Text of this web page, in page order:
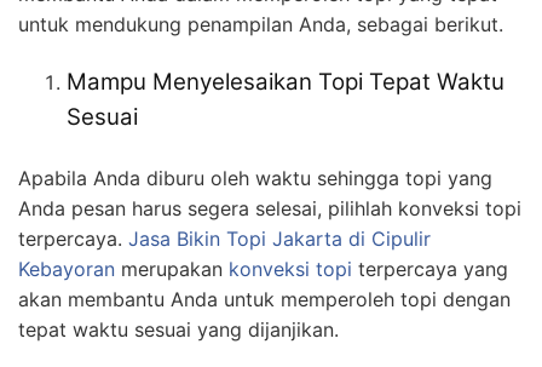
untuk mendukung penampilan Anda, sebagai berikut.
Mampu Menyelesaikan Topi Tepat Waktu
Sesuai
Apabila Anda diburu oleh waktu sehingga topi yang
Anda pesan harus segera selesai, pilihlah konveksi topi
terpercaya. Jasa Bikin Topi Jakarta di Cipulir
Kebayoran merupakan konveksi topi terpercaya yang
akan membantu Anda untuk memperoleh topi dengan
tepat waktu sesuai yang dijanjikan.